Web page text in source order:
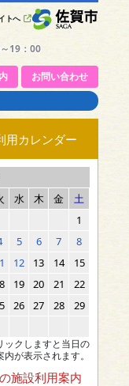
19：00
トへ
お問い合わせ
用カレンダー
水 木 金
土
1
5 6 7
8
12 13 14
15
19 20 21
22
26 27 28
29
クしますと当日の
内が表示されます。
施設利用案内